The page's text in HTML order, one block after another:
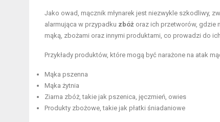
Jako owad, mącznik młynarek jest niezwykle szkodliwy,
alarmująca w przypadku zbóż oraz ich przetworów, gdzie
mąką, zbożami oraz innymi produktami, co prowadzi do
Przykłady produktów, które mogą być narażone na atak
Mąka pszenna
Mąka żytnia
Ziarna zbóż, takie jak pszenica, jęczmień, owies
Produkty zbożowe, takie jak płatki śniadaniowe